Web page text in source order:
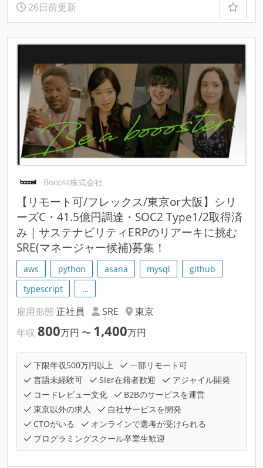
26日前更新
Booost株式会社
【リモート可/フレックス/東京or大阪】シリ
ーズC・41.5億円調達・SOC2 Type1/2取得済
み｜サステナビリティERPのリアーキに挑む
SRE(マネージャー候補)募集！
aws python asana mysql
github
typescript
…
雇用形態 正社員 SRE
東京
年収 800万円 〜 1,400万円
下限年収500万円以上
一部リモート可
言語未経験可
SIer在籍者歓迎
アジャイル開発
コードレビュー文化
B2Bのサービスを運営
東京以外の求人
自社サービスを開発
CTOがいる
オンラインで選考が受けられる
プログラミングスクール卒業生歓迎